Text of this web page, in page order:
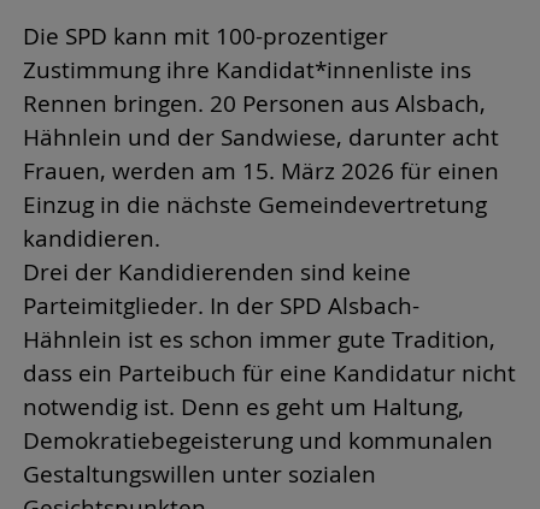
Die SPD kann mit 100-prozentiger
Zustimmung ihre Kandidat*innenliste ins
Rennen bringen. 20 Personen aus Alsbach,
Hähnlein und der Sandwiese, darunter acht
Frauen, werden am 15. März 2026 für einen
Einzug in die nächste Gemeindevertretung
kandidieren.
Drei der Kandidierenden sind keine
Parteimitglieder. In der SPD Alsbach-
Hähnlein ist es schon immer gute Tradition,
dass ein Parteibuch für eine Kandidatur nicht
notwendig ist. Denn es geht um Haltung,
Demokratiebegeisterung und kommunalen
Gestaltungswillen unter sozialen